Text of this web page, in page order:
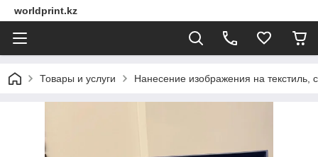
worldprint.kz
Товары и услуги Нанесение изображения на текстиль,